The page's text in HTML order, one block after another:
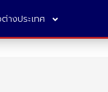
ต่างประเทศ